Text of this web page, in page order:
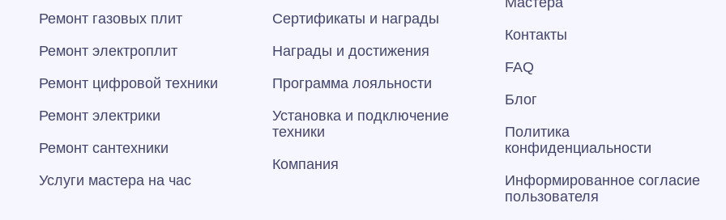
Ремонт газовых плит
Ремонт электроплит
Ремонт цифровой техники
Ремонт электрики
Ремонт сантехники
Услуги мастера на час
Сертификаты и награды
Награды и достижения
Программа лояльности
Установка и подключение
техники
Компания
Контакты
FAQ
Блог
Политика
конфиденциальности
Информированное согласие
пользователя